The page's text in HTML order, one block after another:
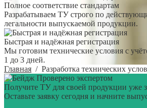
Полное соответствие стандартам
Разрабатываем ТУ строго по
легальности выпускаемой продукции.
Быстрая и надёжная регистрация
Мы готовим технические условия с
1 до 3 дней.
Главная / Разработка технических
Проверено экспертом
Получите ТУ для своей продукции уже
Оставьте заявку сегодня и начните